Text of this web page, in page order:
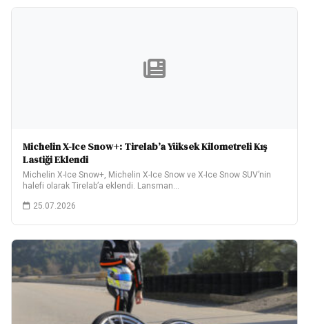
Michelin X-Ice Snow+: Tirelab’a Yüksek Kilometreli Kış
Lastiği Eklendi
Michelin X-Ice Snow+, Michelin X-Ice Snow ve X-Ice Snow SUV’nin
halefi olarak Tirelab’a eklendi. Lansman…
25.07.2026